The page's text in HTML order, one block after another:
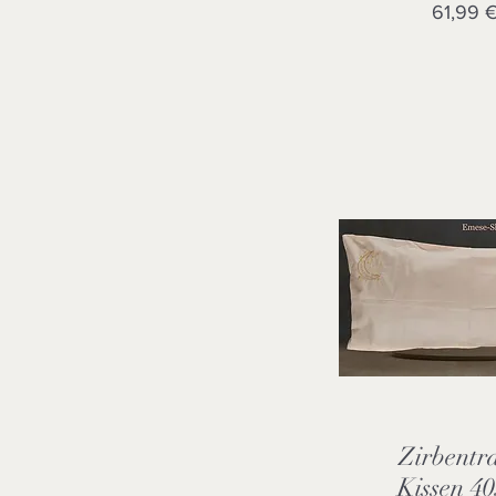
Preis
61,99
Kissen